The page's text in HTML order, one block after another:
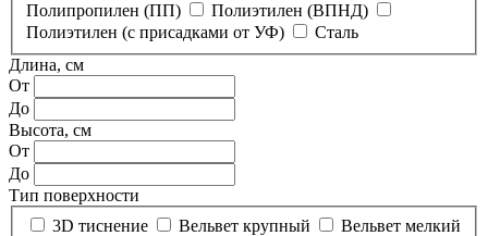
Полипропилен (ПП)
Полиэтилен (ВПНД)
Полиэтилен (с присадками от УФ)
Сталь
Длина, см
От
До
Высота, см
От
До
Тип поверхности
3D тиснение
Вельвет крупный
Вельвет мелкий